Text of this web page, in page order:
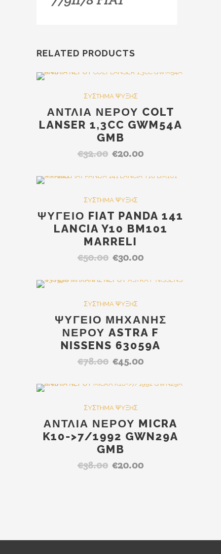
RELATED PRODUCTS
ΣYΣTHMA ΨYΞHΣ
ΑΝΤΛΙΑ ΝΕΡΟΥ COLT
LANSER 1,3CC GWM54A
GMB
€32.00 Original
was:
€20.00Η
τιμή
ΣYΣTHMA ΨYΞHΣ
ΨΥΓΕΙΟ FIAT PANDA 141
LANCIA Y10 BM101
MARRELI
€50.00 Original
was:
€30.00Η
τιμή
ΣYΣTHMA ΨYΞHΣ
ΨΥΓΕΙΟ ΜΗΧΑΝΗΣ
ΝΕΡΟΥ ASTRA F
NISSENS 63059A
€78.00 Original
was:
€45.00Η
τιμή
ΣYΣTHMA ΨYΞHΣ
ΑΝΤΛΙΑ ΝΕΡΟΥ MICRA
K10->7/1992 GWN29A
GMB
€38.00 Original
€20.00Η